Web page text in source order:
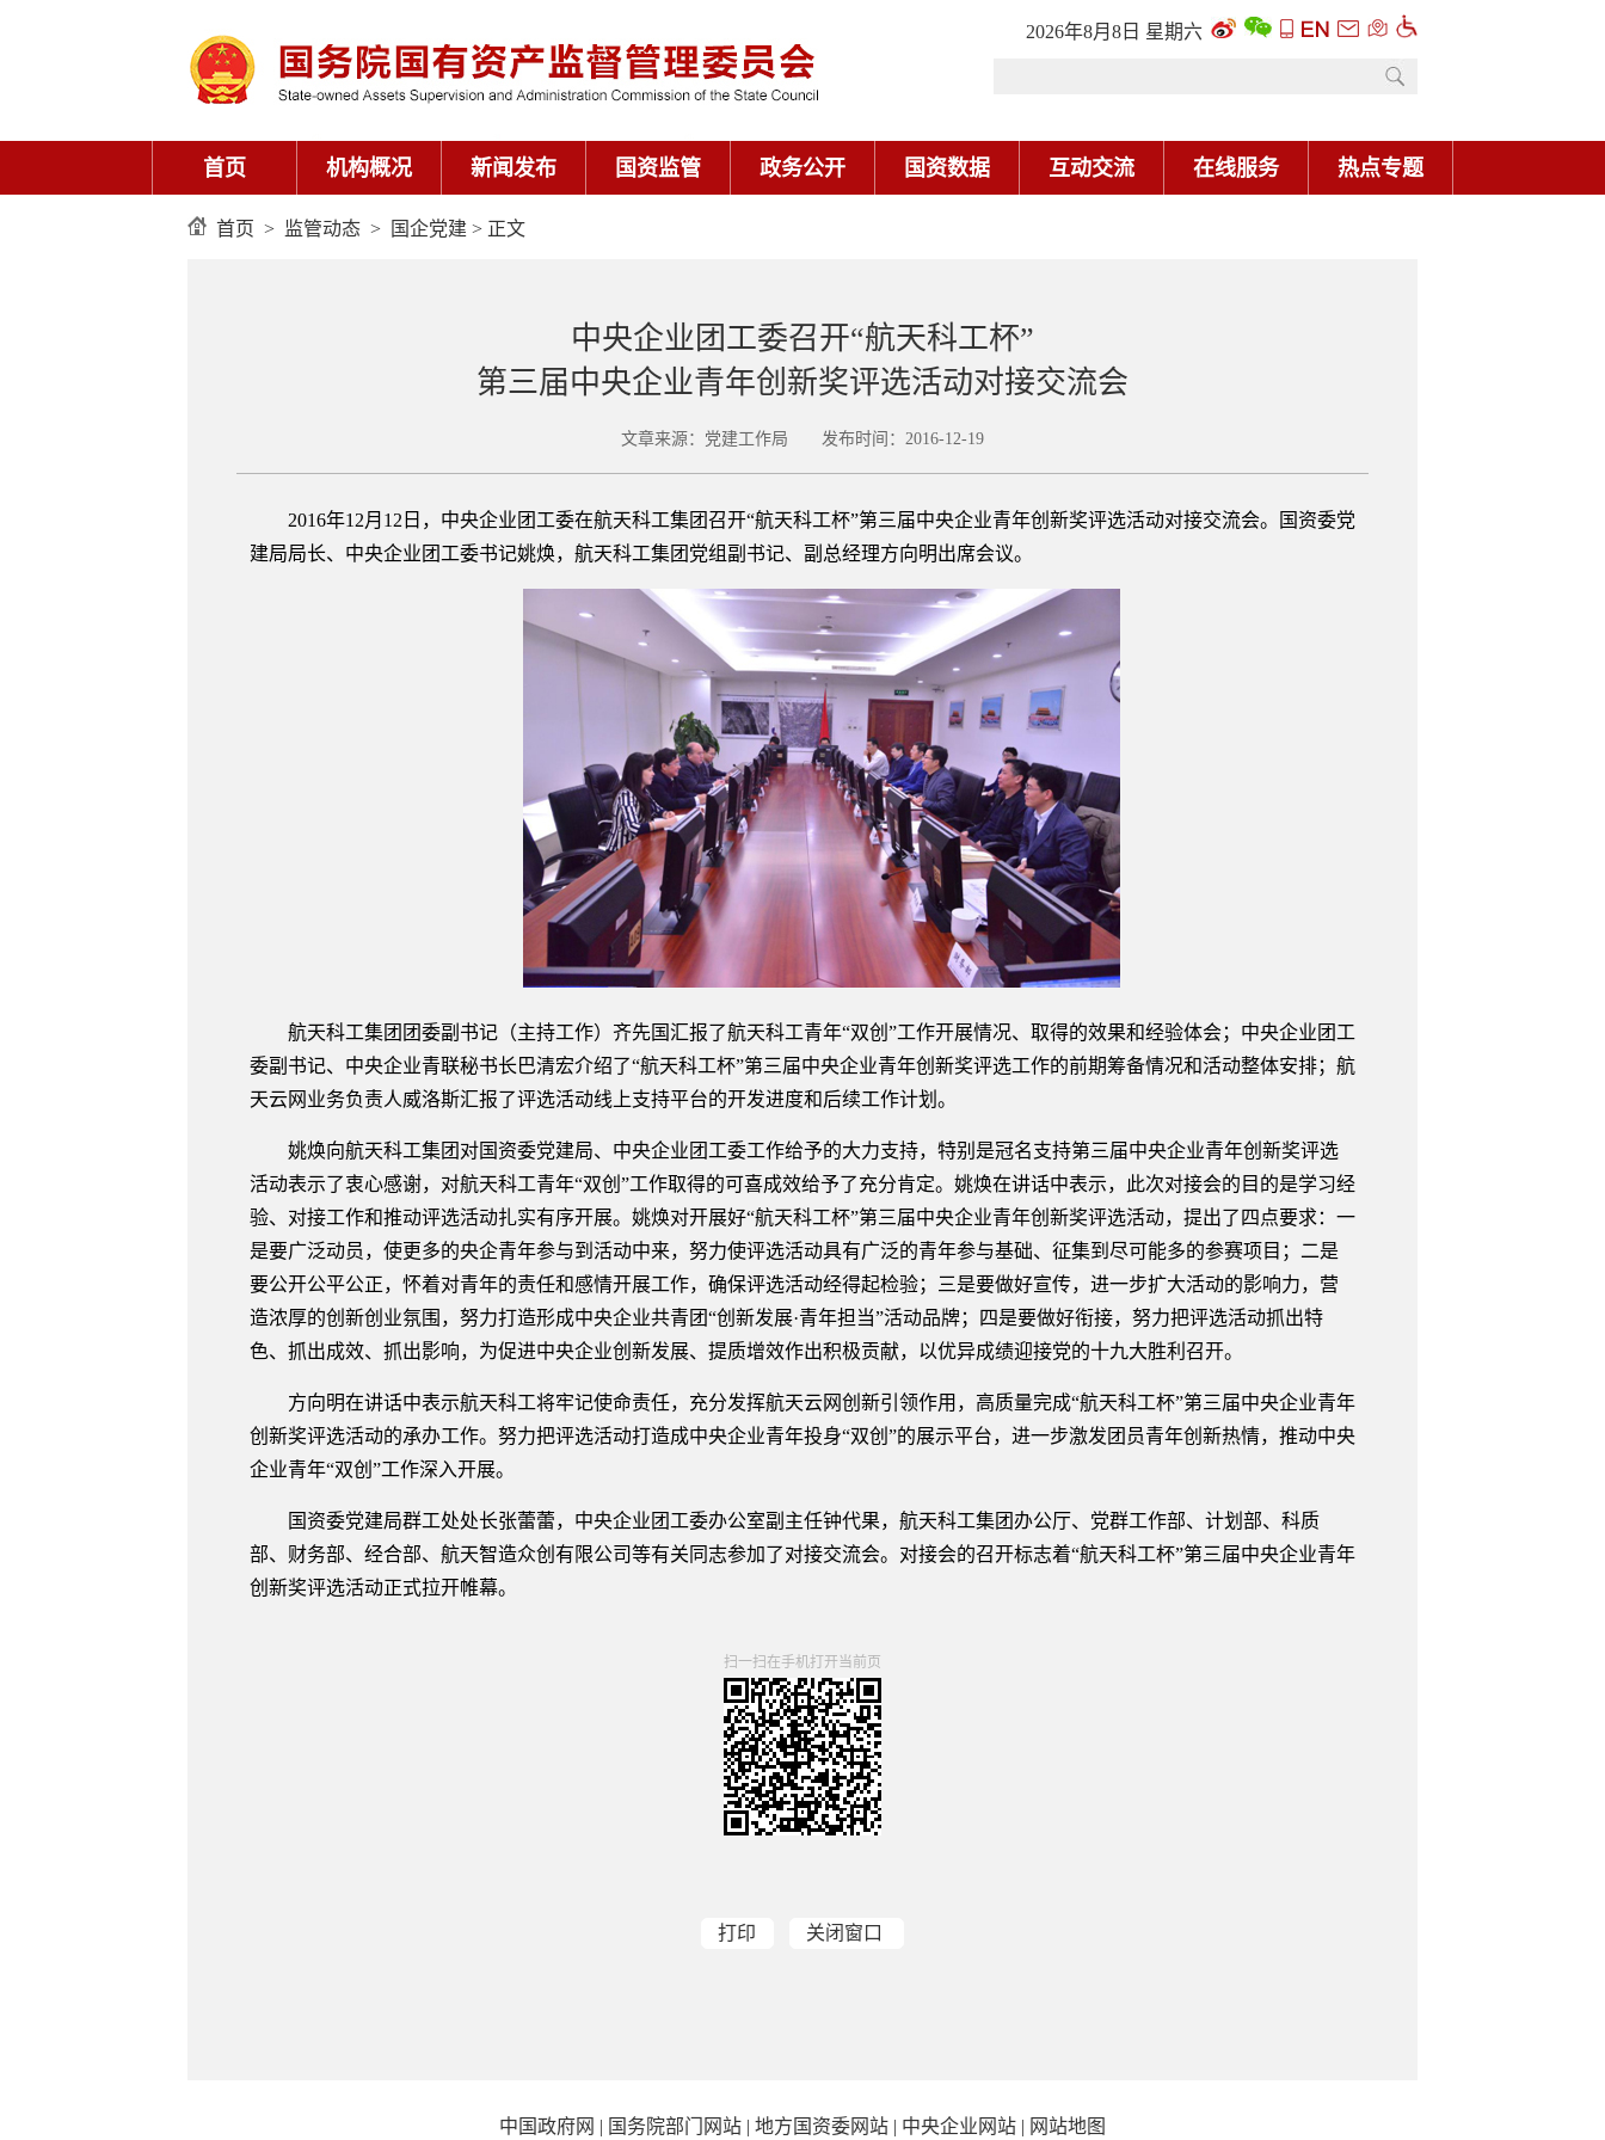
2026年8月8日 星期六
首页 机构概况 新闻发布 国资监管 政务公开 国资数据 互动交流 在线服务 热点专题
首页 > 监管动态 > 国企党建 > 正文
中央企业团工委召开“航天科工杯”
第三届中央企业青年创新奖评选活动对接交流会
文章来源：党建工作局 发布时间：2016-12-19
2016年12月12日，中央企业团工委在航天科工集团召开“航天科工杯”第三届中央企业青年创新奖评选活动对接交流会。国资委党
建局局长、中央企业团工委书记姚焕，航天科工集团党组副书记、副总经理方向明出席会议。
航天科工集团团委副书记（主持工作）齐先国汇报了航天科工青年“双创”工作开展情况、取得的效果和经验体会；中央企业团工
委副书记、中央企业青联秘书长巴清宏介绍了“航天科工杯”第三届中央企业青年创新奖评选工作的前期筹备情况和活动整体安排；航
天云网业务负责人威洛斯汇报了评选活动线上支持平台的开发进度和后续工作计划。
姚焕向航天科工集团对国资委党建局、中央企业团工委工作给予的大力支持，特别是冠名支持第三届中央企业青年创新奖评选
活动表示了衷心感谢，对航天科工青年“双创”工作取得的可喜成效给予了充分肯定。姚焕在讲话中表示，此次对接会的目的是学习经
验、对接工作和推动评选活动扎实有序开展。姚焕对开展好“航天科工杯”第三届中央企业青年创新奖评选活动，提出了四点要求：一
是要广泛动员，使更多的央企青年参与到活动中来，努力使评选活动具有广泛的青年参与基础、征集到尽可能多的参赛项目；二是
要公开公平公正，怀着对青年的责任和感情开展工作，确保评选活动经得起检验；三是要做好宣传，进一步扩大活动的影响力，营
造浓厚的创新创业氛围，努力打造形成中央企业共青团“创新发展·青年担当”活动品牌；四是要做好衔接，努力把评选活动抓出特
色、抓出成效、抓出影响，为促进中央企业创新发展、提质增效作出积极贡献，以优异成绩迎接党的十九大胜利召开。
方向明在讲话中表示航天科工将牢记使命责任，充分发挥航天云网创新引领作用，高质量完成“航天科工杯”第三届中央企业青年
创新奖评选活动的承办工作。努力把评选活动打造成中央企业青年投身“双创”的展示平台，进一步激发团员青年创新热情，推动中央
企业青年“双创”工作深入开展。
国资委党建局群工处处长张蕾蕾，中央企业团工委办公室副主任钟代果，航天科工集团办公厅、党群工作部、计划部、科质
部、财务部、经合部、航天智造众创有限公司等有关同志参加了对接交流会。对接会的召开标志着“航天科工杯”第三届中央企业青年
创新奖评选活动正式拉开帷幕。
扫一扫在手机打开当前页
打印 关闭窗口